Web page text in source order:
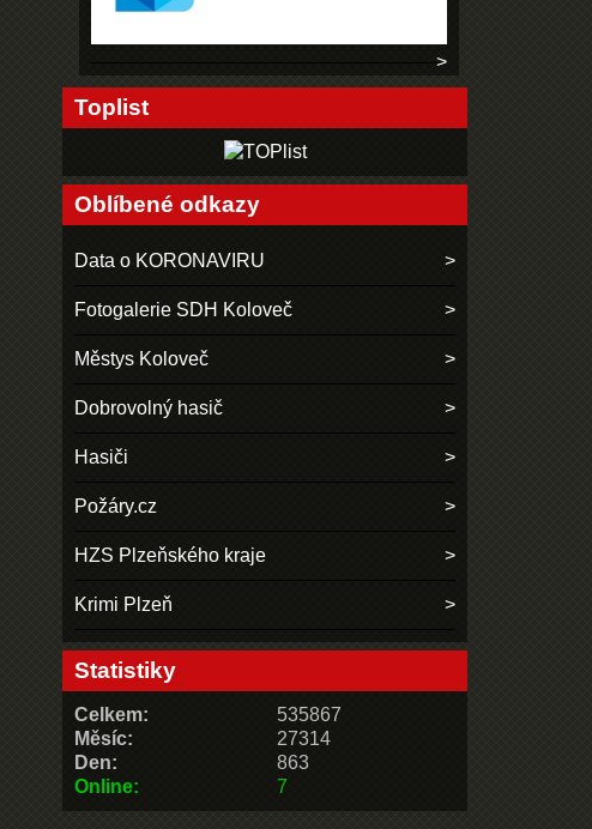
Toplist
Oblíbené odkazy
Data o KORONAVIRU
Fotogalerie SDH Koloveč
Městys Koloveč
Dobrovolný hasič
Hasiči
Požáry.cz
HZS Plzeňského kraje
Krimi Plzeň
Statistiky
Online: 7
Celkem:
535867
Měsíc:
27314
Den:
863